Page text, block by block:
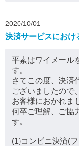
2020/10/01
決済サービスにおけ
平素はワイメール
す。
さてこの度、決済
ございましたので
お客様におかれま
何卒ご理解、ご協
す。
(1)コンビニ決済(